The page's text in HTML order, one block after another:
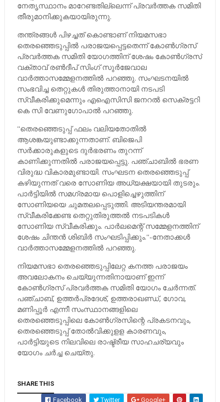
നേതൃസ്ഥാനം മാറേണ്ടതില്ലെന്ന് പ്രവര്‍ത്തക സമിതി
തീരുമാനിക്കുകയായിരുന്നു.
തന്ത്രങ്ങള്‍ പിഴച്ചത് കൊണ്ടാണ് നിയമസഭാ
തെരഞ്ഞെടുപ്പില്‍ പരാജയപ്പെട്ടതെന്ന് കോണ്‍ഗ്രസ്
പ്രവര്‍ത്തക സമിതി യോഗത്തിന് ശേഷം കോണ്‍ഗ്രസ്
വക്താവ് രണ്‍ദീപ് സിംഗ് സുര്‍ജേവാല
വാര്‍ത്താസമ്മേളനത്തില്‍ പറഞ്ഞു. സംഘടനയില്‍
സംഭവിച്ച തെറ്റുകള്‍ തിരുത്താനായി നടപടി
സ്വീകരിക്കുമെന്നും എഐസിസി ജനറല്‍ സെക്രട്ടറി
കെ സി വേണുഗോപാല്‍ പറഞ്ഞു.
''തെരഞ്ഞെടുപ്പ് ഫലം വലിയതോതില്‍
ആശങ്കയുണ്ടാക്കുന്നതാണ്. ബിജെപി
സര്‍ക്കാരുകളുടെ ദുര്‍ഭരണം തുറന്ന്
കാണിക്കുന്നതില്‍ പരാജയപ്പെട്ടു. പഞ്ചാബില്‍ ഭരണ
വിരുദ്ധ വികാരമുണ്ടായി. സംഘടന തെരഞ്ഞെടുപ്പ്
കഴിയുന്നത് വരെ സോണിയ അധ്യക്ഷയായി തുടരും.
പാര്‍ട്ടിയില്‍ സമഗ്രമായ പൊളിച്ചെഴുത്തിന്
സോണിയയെ ചുമതലപ്പെടുത്തി. അടിയന്തരമായി
സ്വീകരിക്കേണ്ട തെറ്റുതിരുത്തല്‍ നടപടികള്‍
സോണിയ സ്വീകരിക്കും. പാര്‍ലമെന്റ് സമ്മേളനത്തിന്
ശേഷം ചിന്തന്‍ ശിബിര്‍ സംഘടിപ്പിക്കും.''-നേതാക്കള്‍
വാര്‍ത്താസമ്മേളനത്തില്‍ പറഞ്ഞു.
നിയമസഭാ തെരഞ്ഞെടുപ്പിലേറ്റ കനത്ത പരാജയം
അവലോകനം ചെയ്യുന്നതിനായാണ് ഇന്ന്
കോണ്‍ഗ്രസ് പ്രവര്‍ത്തക സമിതി യോഗം ചേര്‍ന്നത്.
പഞ്ചാബ്, ഉത്തര്‍പ്രദേശ്, ഉത്തരാഖണ്ഡ്, ഗോവ,
മണിപ്പൂര്‍ എന്നീ സംസ്ഥാനങ്ങളിലെ
തെരഞ്ഞെടുപ്പിലെ കോണ്‍ഗ്രസിന്റെ പ്രകടനവും,
തെരഞ്ഞെടുപ്പ് തോല്‍വിക്കുളള കാരണവും,
പാര്‍ട്ടിയുടെ നിലവിലെ രാഷ്ട്രീയ സാഹചര്യവും
യോഗം ചര്‍ച്ച ചെയ്തു.
SHARE THIS
Facebook Twitter Google+